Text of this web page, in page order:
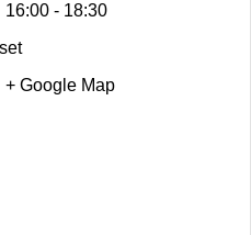
16:00 - 18:30
+ Google Map